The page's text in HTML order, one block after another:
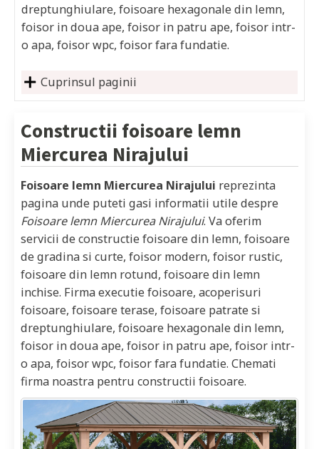
dreptunghiulare, foisoare hexagonale din lemn,
foisor in doua ape, foisor in patru ape, foisor intr-
o apa, foisor wpc, foisor fara fundatie.
Cuprinsul paginii
Constructii foisoare lemn
Miercurea Nirajului
Foisoare lemn Miercurea Nirajului reprezinta
pagina unde puteti gasi informatii utile despre
Foisoare lemn Miercurea Nirajului. Va oferim
servicii de constructie foisoare din lemn, foisoare
de gradina si curte, foisor modern, foisor rustic,
foisoare din lemn rotund, foisoare din lemn
inchise. Firma executie foisoare, acoperisuri
foisoare, foisoare terase, foisoare patrate si
dreptunghiulare, foisoare hexagonale din lemn,
foisor in doua ape, foisor in patru ape, foisor intr-
o apa, foisor wpc, foisor fara fundatie. Chemati
firma noastra pentru constructii foisoare.